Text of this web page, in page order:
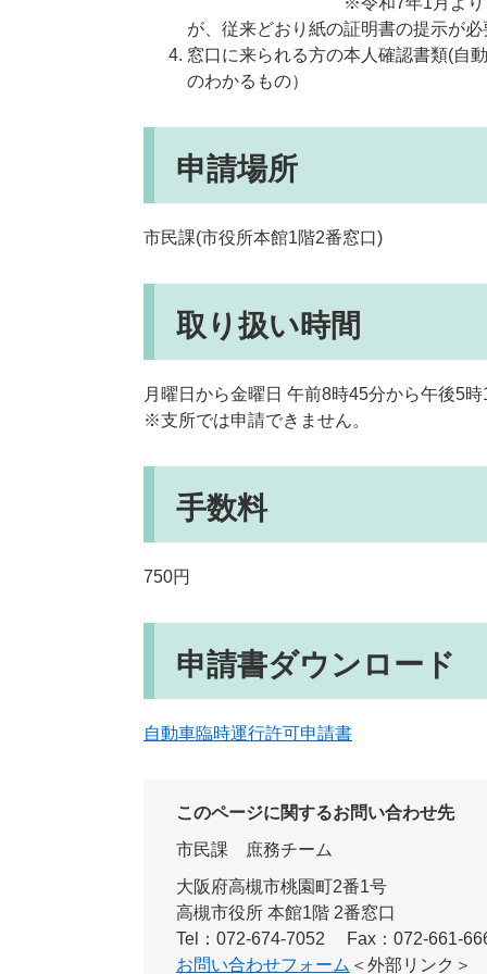
が、従来どおり紙の証明書の提示が
窓口に来られる方の本人確認書類(自
のわかるもの）
申請場所
市民課(市役所本館1階2番窓口)
取り扱い時間
月曜日から金曜日 午前8時45分から午後5
※支所では申請できません。
手数料
750円
申請書ダウンロード
自動車臨時運行許可申請書
このページに関するお問い合わせ先
市民課
庶務チーム
大阪府高槻市桃園町2番1号
高槻市役所 本館1階 2番窓口
Tel：072-674-7052
Fax：072-661-
お問い合わせフォーム ＜外部リンク＞